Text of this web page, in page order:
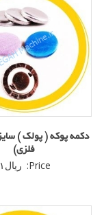
فلزی)
Price: ریال ۱